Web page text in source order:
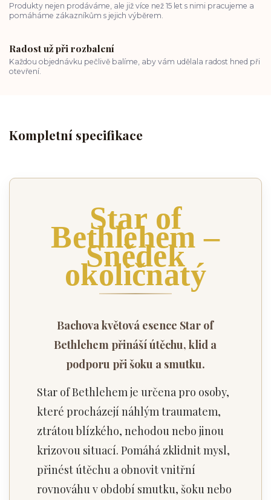
Produkty nejen prodáváme, ale již více než 15 let s nimi pracujeme a
pomáháme zákazníkům s jejich výběrem.
Radost už při rozbalení
Každou objednávku pečlivě balíme, aby vám udělala radost hned při
otevření.
Kompletní specifikace
Star of
Bethlehem –
Snědek
okoličnatý
Bachova květová esence Star of
Bethlehem přináší útěchu, klid a
podporu při šoku a smutku.
Star of Bethlehem je určena pro osoby,
které procházejí náhlým traumatem,
ztrátou blízkého, nehodou nebo jinou
krizovou situací. Pomáhá zklidnit mysl,
přinést útěchu a obnovit vnitřní
rovnováhu v období smutku, šoku nebo